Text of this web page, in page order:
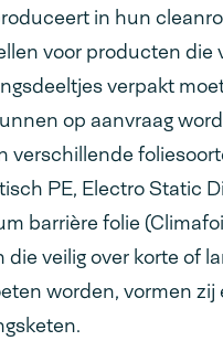
in hun
voor producten die
verpakt
op aanvraag
verschillende
PE, Electro Static
barrière folie
die veilig over korte of
worden, vormen